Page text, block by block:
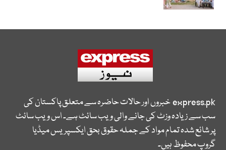
express.pkخبروں اور حالات حاضرہ سے متعلق پاکستان کی
سب سے زیادہ وزٹ کی جانے والی ویب سائٹ ہے۔ اس ویب سائٹ
پر شائع شدہ تمام مواد کے جملہ حقوق بحق ایکسپریس میڈیا
گروپ محفوظ ہیں۔